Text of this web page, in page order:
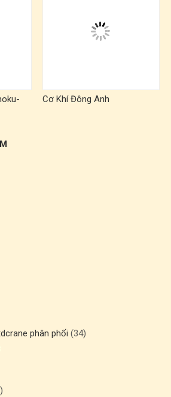
Cơ Khí Đông Anh
phân phối (34)